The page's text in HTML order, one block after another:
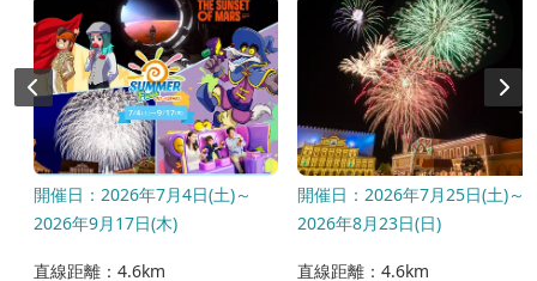
開催日：2026年7月4日(土)～
2026年9月17日(木)
直線距離：4.6km
開催日：2026年7月25日(土)～
2026年8月23日(日)
直線距離：4.6km